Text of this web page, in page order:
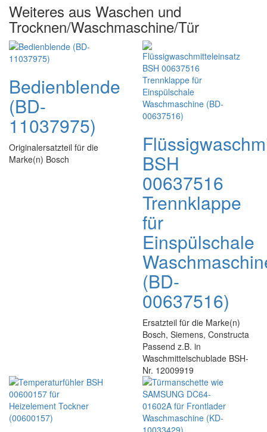
Weiteres aus Waschen und
Trocknen/Waschmaschine/Tür
Bedienblende
(BD-
11037975)
Originalersatzteil für die
Marke(n) Bosch
BSH
00637516
Trennklappe
für
Einspülschale
(BD-
00637516)
Ersatzteil für die Marke(n)
Bosch, Siemens, Constructa
Passend z.B. in
Waschmittelschublade BSH-
Nr. 12009919